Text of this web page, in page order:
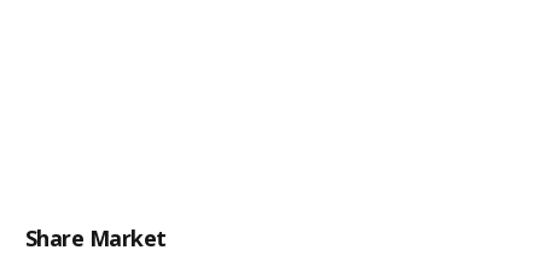
Share Market